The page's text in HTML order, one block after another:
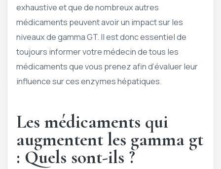
exhaustive et que de nombreux autres
médicaments peuvent avoir un impact sur les
niveaux de gamma GT. Il est donc essentiel de
toujours informer votre médecin de tous les
médicaments que vous prenez afin d’évaluer leur
influence sur ces enzymes hépatiques.
Les médicaments qui
augmentent les gamma gt
: Quels sont-ils ?